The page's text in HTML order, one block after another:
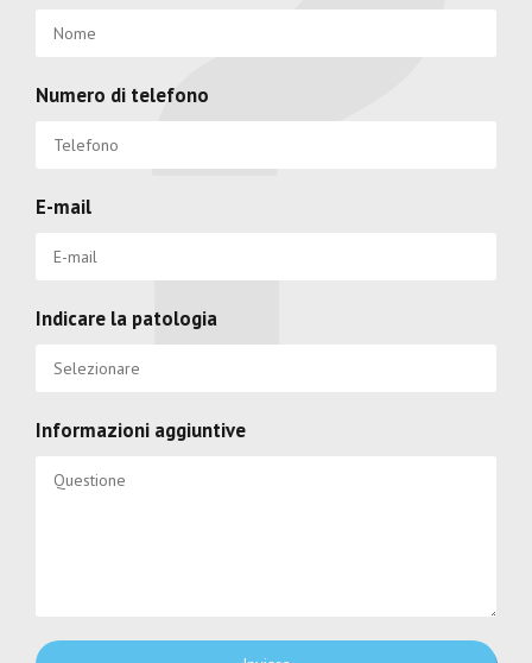
Numero di telefono
E-mail
Indicare la patologia
Informazioni aggiuntive